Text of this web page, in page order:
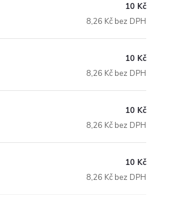
10 Kč
8,26 Kč bez DPH
10 Kč
8,26 Kč bez DPH
10 Kč
8,26 Kč bez DPH
10 Kč
8,26 Kč bez DPH